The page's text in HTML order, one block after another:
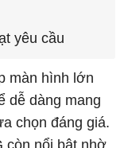
yêu cầu
màn hình lớn
dễ dàng mang
chọn đáng giá.